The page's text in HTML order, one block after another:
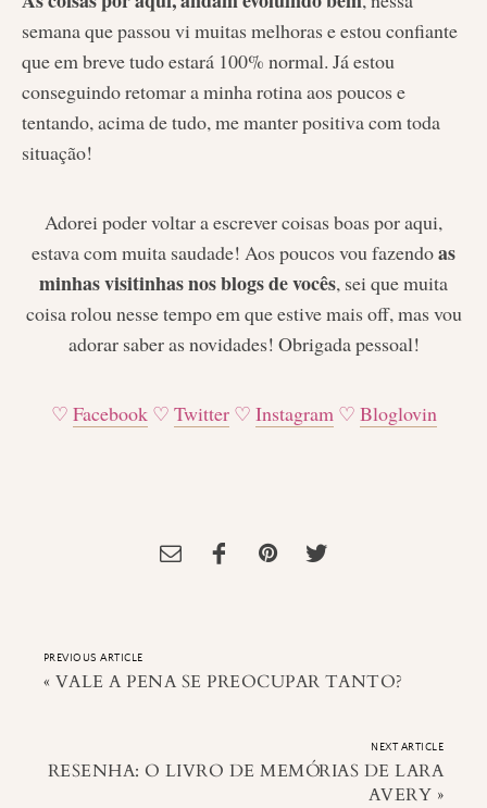
semana que passou vi muitas melhoras e estou confiante
que em breve tudo estará 100% normal. Já estou
conseguindo retomar a minha rotina aos poucos e
tentando, acima de tudo, me manter positiva com toda
situação!
Adorei poder voltar a escrever coisas boas por aqui,
estava com muita saudade! Aos poucos vou fazendoas
minhas visitinhas nos blogs de vocês, sei que muita
coisa rolou nesse tempo em que estive mais off, mas vou
adorar saber as novidades! Obrigada pessoal!
♡ Facebook♡ Twitter♡ Instagram♡ Bloglovin
PREVIOUS ARTICLE
« VALE A PENA SE PREOCUPAR TANTO?
NEXT ARTICLE
RESENHA: O LIVRO DE MEMÓRIAS DE LARA
AVERY »